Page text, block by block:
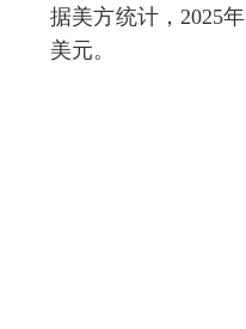
据美方统计， 2025
美元。